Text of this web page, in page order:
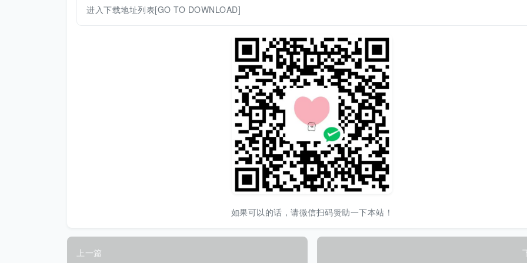
进入下载地址列表[GO TO DOWNLOAD]
如果可以的话，请微信扫码赞助一下本站！
上一篇